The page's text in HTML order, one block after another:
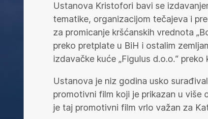
Ustanova Kristofori bavi se
tematike, organizacijom tečajeva i
za promicanje kršćanskih vrednota
preko pretplate u BiH i ostalim
izdavačke kuće „Figulus d.o.o.“
Ustanova je niz godina usko
promotivni film koji je prikazan u više
je taj promotivni film vrlo važan za